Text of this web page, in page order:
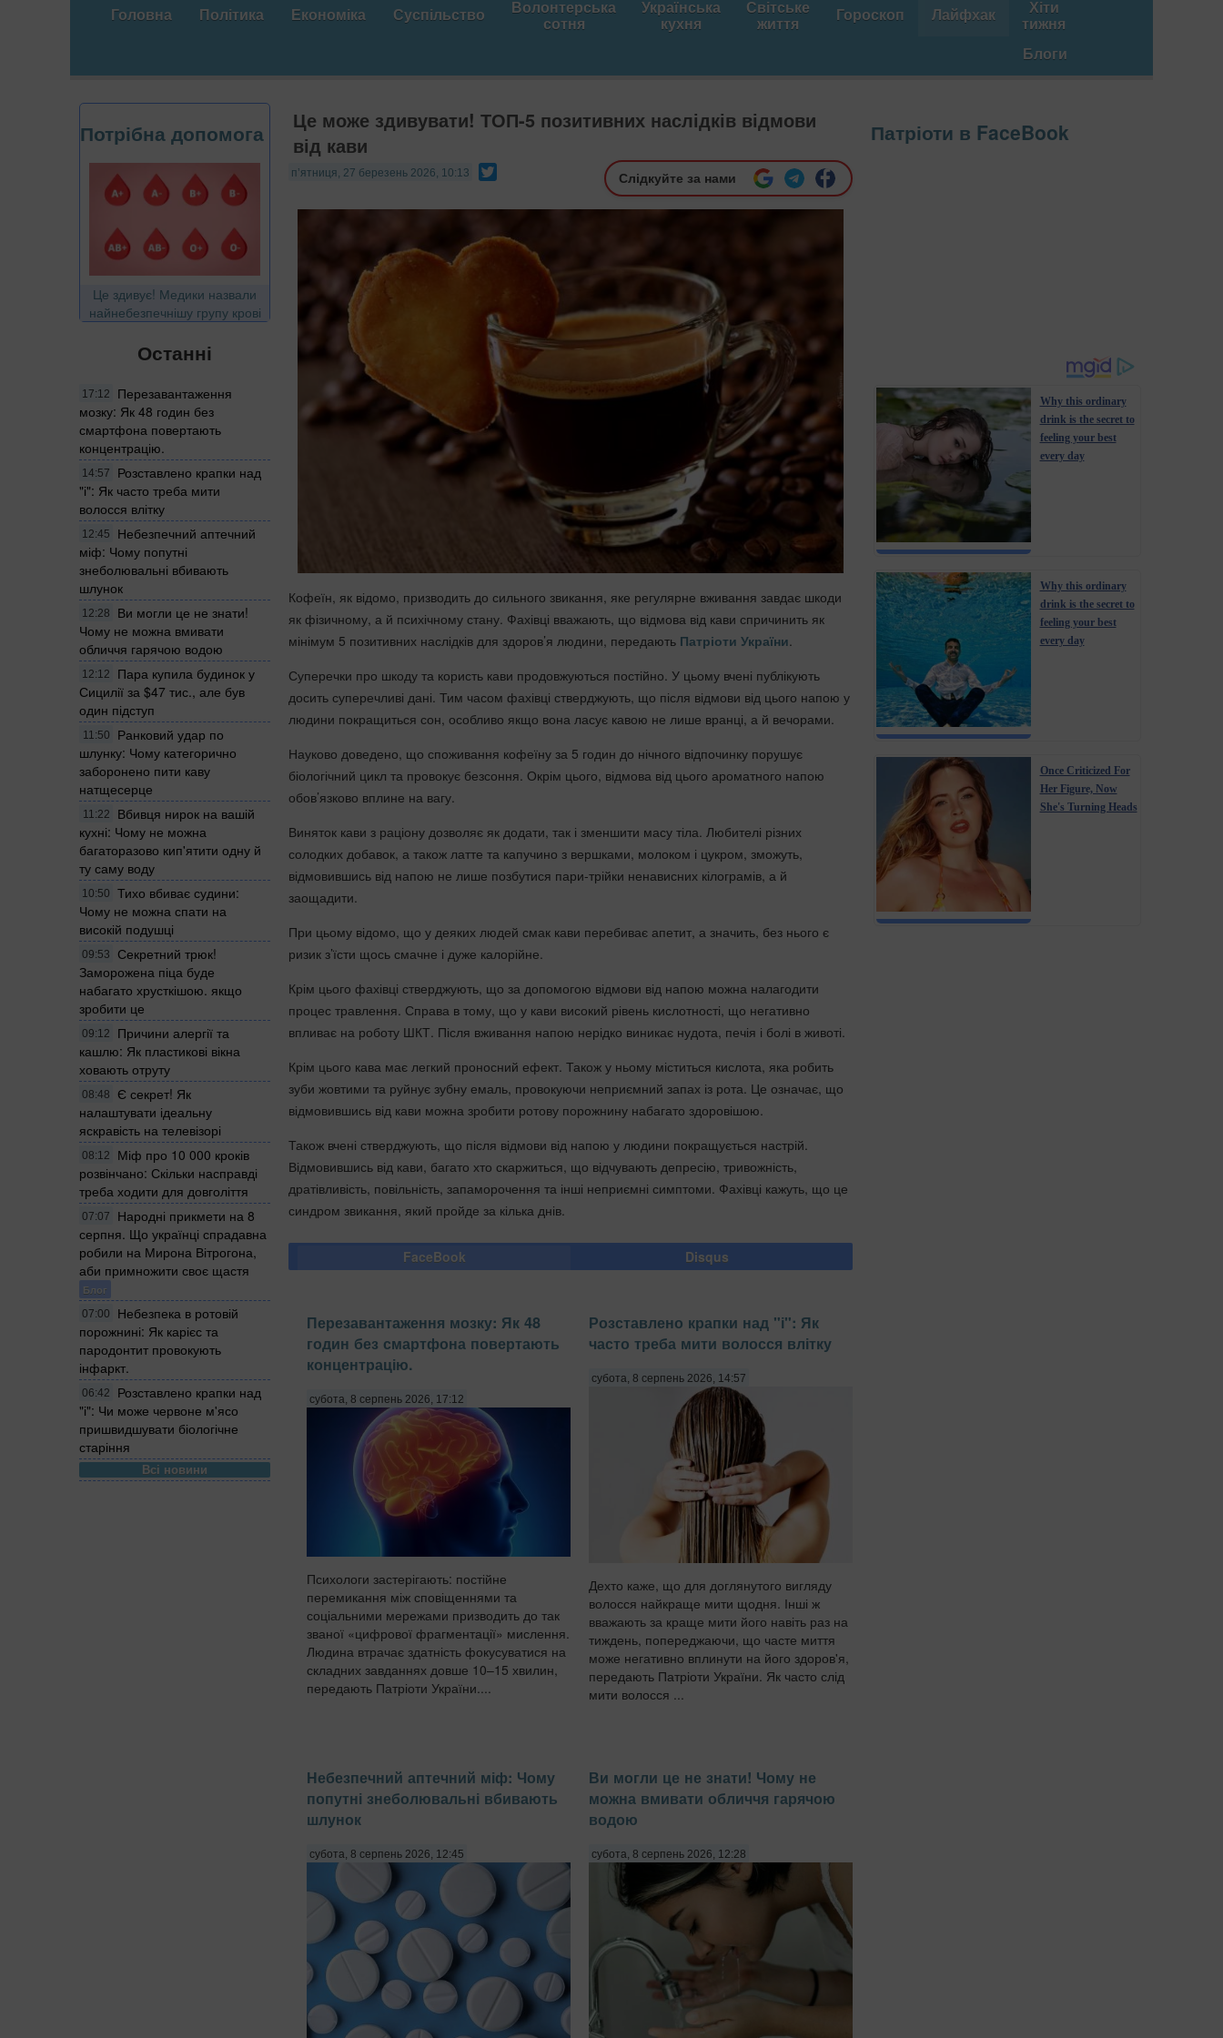
Головна Політика Економіка Суспільство Волонтерська
сотня
Українська
кухня
Світське
життя Гороскоп Лайфхак Хіти
тижня
Блоги
Потрібна допомога
Це здивує! Медики назвали
найнебезпечнішу групу крові
Останні
17:12
Перезавантаження
мозку: Як 48 годин без
смартфона повертають
концентрацію.
14:57
Розставлено крапки над
"і": Як часто треба мити
волосся влітку
12:45
Небезпечний аптечний
міф: Чому попутні
знеболювальні вбивають
шлунок
12:28
Ви могли це не знати!
Чому не можна вмивати
обличчя гарячою водою
12:12
Пара купила будинок у
Сицилії за $47 тис., але був
один підступ
11:50
Ранковий удар по
шлунку: Чому категорично
заборонено пити каву
натщесерце
11:22
Вбивця нирок на вашій
кухні: Чому не можна
багаторазово кип'ятити одну й
ту саму воду
10:50
Тихо вбиває судини:
Чому не можна спати на
високій подушці
09:53
Секретний трюк!
Заморожена піца буде
набагато хрусткішою. якщо
зробити це
09:12
Причини алергії та
кашлю: Як пластикові вікна
ховають отруту
08:48
Є секрет! Як
налаштувати ідеальну
яскравість на телевізорі
08:12
Міф про 10 000 кроків
розвінчано: Скільки насправді
треба ходити для довголіття
07:07
Народні прикмети на 8
серпня. Що українці спрадавна
робили на Мирона Вітрогона,
аби примножити своє щастя
Блог
07:00
Небезпека в ротовій
порожнині: Як карієс та
пародонтит провокують
інфаркт.
06:42
Розставлено крапки над
"і": Чи може червоне м'ясо
пришвидшувати біологічне
старіння
Всі новини
Це може здивувати! ТОП-5 позитивних наслідків відмови
від кави
п’ятниця, 27 березень 2026, 10:13 Слідкуйте за нами
Кофеїн, як відомо, призводить до сильного звикання, яке регулярне вживання завдає шкоди
як фізичному, а й психічному стану. Фахівці вважають, що відмова від кави спричинить як
мінімум 5 позитивних наслідків для здоров’я людини, передають Патріоти України
Суперечки про шкоду та користь кави продовжуються постійно. У цьому вчені публікують
досить суперечливі дані. Тим часом фахівці стверджують, що після відмови від цього напою у
людини покращиться сон, особливо якщо вона ласує кавою не лише вранці, а й вечорами.
Науково доведено, що споживання кофеїну за 5 годин до нічного відпочинку порушує
біологічний цикл та провокує безсоння. Окрім цього, відмова від цього ароматного напою
обов’язково вплине на вагу.
Виняток кави з раціону дозволяє як додати, так і зменшити масу тіла. Любителі різних
солодких добавок, а також латте та капучино з вершками, молоком і цукром, зможуть,
відмовившись від напою не лише позбутися пари-трійки ненависних кілограмів, а й
заощадити.
При цьому відомо, що у деяких людей смак кави перебиває апетит, а значить, без нього є
ризик з’їсти щось смачне і дуже калорійне.
Крім цього фахівці стверджують, що за допомогою відмови від напою можна налагодити
процес травлення. Справа в тому, що у кави високий рівень кислотності, що негативно
впливає на роботу ШКТ. Після вживання напою нерідко виникає нудота, печія і болі в животі.
Крім цього кава має легкий проносний ефект. Також у ньому міститься кислота, яка робить
зуби жовтими та руйнує зубну емаль, провокуючи неприємний запах із рота. Це означає, що
відмовившись від кави можна зробити ротову порожнину набагато здоровішою.
Також вчені стверджують, що після відмови від напою у людини покращується настрій.
Відмовившись від кави, багато хто скаржиться, що відчувають депресію, тривожність,
дратівливість, повільність, запаморочення та інші неприємні симптоми. Фахівці кажуть, що це
синдром звикання, який пройде за кілька днів.
FaceBook Disqus
Перезавантаження мозку: Як 48
годин без смартфона повертають
концентрацію.
субота, 8 серпень 2026, 17:12
Психологи застерігають: постійне
перемикання між сповіщеннями та
соціальними мережами призводить до так
званої «цифрової фрагментації» мислення.
Людина втрачає здатність фокусуватися на
складних завданнях довше 10–15 хвилин,
передають Патріоти України....
Розставлено крапки над "і": Як
часто треба мити волосся влітку
субота, 8 серпень 2026, 14:57
Дехто каже, що для доглянутого вигляду
волосся найкраще мити щодня. Інші ж
вважають за краще мити його навіть раз на
тиждень, попереджаючи, що часте миття
може негативно вплинути на його здоров'я,
передають Патріоти України. Як часто слід
мити волосся ...
Небезпечний аптечний міф: Чому
попутні знеболювальні вбивають
шлунок
субота, 8 серпень 2026, 12:45
Ви могли це не знати! Чому не
можна вмивати обличчя гарячою
водою
субота, 8 серпень 2026, 12:28
Патріоти в FaceBook
Why this ordinary
drink is the secret to
feeling your best
every day
Why this ordinary
drink is the secret to
feeling your best
every day
Once Criticized For
Her Figure, Now
She's Turning Heads